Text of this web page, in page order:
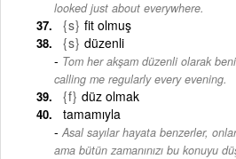
looked just about everywhere.
{s} fit olmuş
{s} düzenli
Tom her akşam düzenli olarak beni
calling me regularly every evening.
{f} düz olmak
tamamıyla
Asal sayılar hayata benzerler, onlar
ama bütün zamanınızı bu konuyu